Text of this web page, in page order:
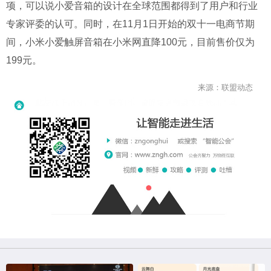
项，可以说小爱音箱的设计在全球范围都得到了用户和行业
专家评委的认可。同时，在11月1日开始的双十一电商节期
间，小米小爱触屏音箱在小米网直降100元，目前售价仅为
199元。
来源：联盟动态